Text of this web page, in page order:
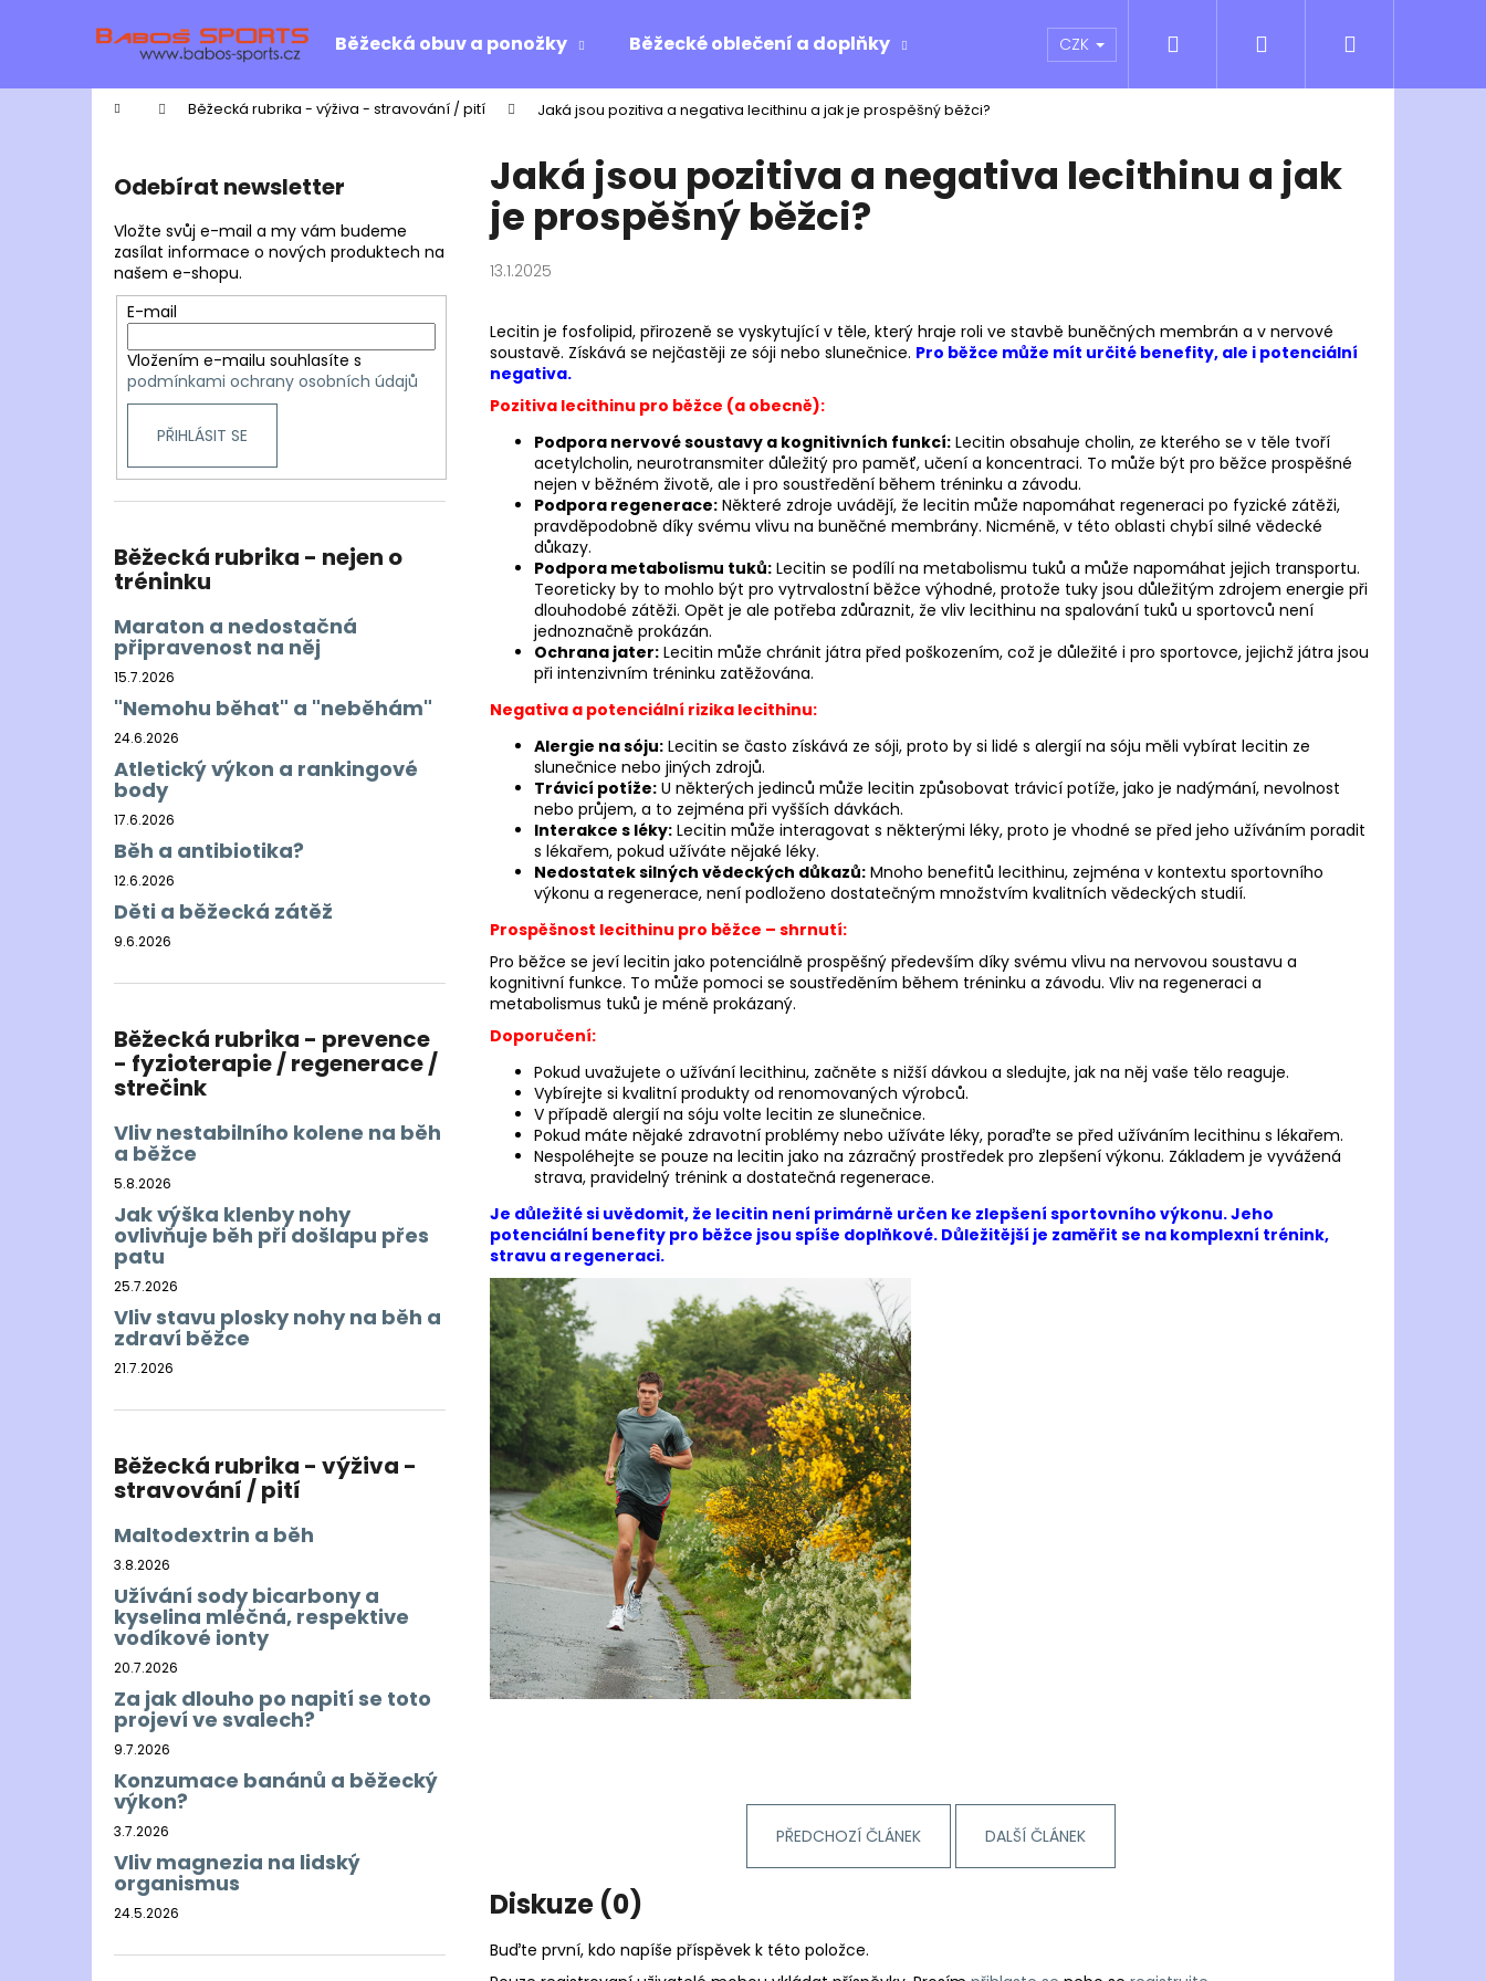
Běžecká obuv a ponožky Běžecké oblečení a doplňky Ostatní sporty Outlet Obchodní podmínky
CZK Přihlášení
Domů Běžecká rubrika - výživa - stravování / pití Jaká jsou pozitiva a negativa lecithinu a jak je prospěšný běžci?
Odebírat newsletter
Vložte svůj e-mail a my vám budeme
zasílat informace o nových produktech na
našem e-shopu.
E-mail
Vložením e-mailu souhlasíte s
podmínkami ochrany osobních údajů
PŘIHLÁSIT SE
Běžecká rubrika - nejen o
tréninku
Maraton a nedostačná
připravenost na něj
15.7.2026
"Nemohu běhat" a "neběhám"
24.6.2026
Atletický výkon a rankingové
body
17.6.2026
Běh a antibiotika?
12.6.2026
Děti a běžecká zátěž
9.6.2026
Běžecká rubrika - prevence
- fyzioterapie / regenerace /
strečink
Vliv nestabilního kolene na běh
a běžce
5.8.2026
Jak výška klenby nohy
ovlivňuje běh při došlapu přes
patu
25.7.2026
Vliv stavu plosky nohy na běh a
zdraví běžce
21.7.2026
Běžecká rubrika - výživa -
stravování / pití
Maltodextrin a běh
3.8.2026
Užívání sody bicarbony a
kyselina mléčná, respektive
vodíkové ionty
20.7.2026
Za jak dlouho po napití se toto
projeví ve svalech?
9.7.2026
Konzumace banánů a běžecký
výkon?
3.7.2026
Vliv magnezia na lidský
organismus
24.5.2026
Jaká jsou pozitiva a negativa lecithinu a jak
je prospěšný běžci?
13.1.2025
Lecitin je fosfolipid, přirozeně se vyskytující v těle, který hraje roli ve stavbě buněčných membrán a v nervové
soustavě. Získává se nejčastěji ze sóji nebo slunečnice. Pro běžce může mít určité benefity, ale i potenciální
negativa.
Pozitiva lecithinu pro běžce (a obecně):
Podpora nervové soustavy a kognitivních funkcí: Lecitin obsahuje cholin, ze kterého se v těle tvoří
acetylcholin, neurotransmiter důležitý pro paměť, učení a koncentraci. To může být pro běžce prospěšné
nejen v běžném životě, ale i pro soustředění během tréninku a závodu.
Podpora regenerace: Některé zdroje uvádějí, že lecitin může napomáhat regeneraci po fyzické zátěži,
pravděpodobně díky svému vlivu na buněčné membrány. Nicméně, v této oblasti chybí silné vědecké
důkazy.
Podpora metabolismu tuků: Lecitin se podílí na metabolismu tuků a může napomáhat jejich transportu.
Teoreticky by to mohlo být pro vytrvalostní běžce výhodné, protože tuky jsou důležitým zdrojem energie při
dlouhodobé zátěži. Opět je ale potřeba zdůraznit, že vliv lecithinu na spalování tuků u sportovců není
jednoznačně prokázán.
Ochrana jater: Lecitin může chránit játra před poškozením, což je důležité i pro sportovce, jejichž játra jsou
při intenzivním tréninku zatěžována.
Negativa a potenciální rizika lecithinu:
Alergie na sóju: Lecitin se často získává ze sóji, proto by si lidé s alergií na sóju měli vybírat lecitin ze
slunečnice nebo jiných zdrojů.
Trávicí potíže: U některých jedinců může lecitin způsobovat trávicí potíže, jako je nadýmání, nevolnost
nebo průjem, a to zejména při vyšších dávkách.
Interakce s léky: Lecitin může interagovat s některými léky, proto je vhodné se před jeho užíváním poradit
s lékařem, pokud užíváte nějaké léky.
Nedostatek silných vědeckých důkazů: Mnoho benefitů lecithinu, zejména v kontextu sportovního
výkonu a regenerace, není podloženo dostatečným množstvím kvalitních vědeckých studií.
Prospěšnost lecithinu pro běžce – shrnutí:
Pro běžce se jeví lecitin jako potenciálně prospěšný především díky svému vlivu na nervovou soustavu a
kognitivní funkce. To může pomoci se soustředěním během tréninku a závodu. Vliv na regeneraci a
metabolismus tuků je méně prokázaný.
Doporučení:
Pokud uvažujete o užívání lecithinu, začněte s nižší dávkou a sledujte, jak na něj vaše tělo reaguje.
Vybírejte si kvalitní produkty od renomovaných výrobců.
V případě alergií na sóju volte lecitin ze slunečnice.
Pokud máte nějaké zdravotní problémy nebo užíváte léky, poraďte se před užíváním lecithinu s lékařem.
Nespoléhejte se pouze na lecitin jako na zázračný prostředek pro zlepšení výkonu. Základem je vyvážená
strava, pravidelný trénink a dostatečná regenerace.
Je důležité si uvědomit, že lecitin není primárně určen ke zlepšení sportovního výkonu. Jeho
potenciální benefity pro běžce jsou spíše doplňkové. Důležitější je zaměřit se na komplexní trénink,
stravu a regeneraci.
PŘEDCHOZÍ ČLÁNEK DALŠÍ ČLÁNEK
Diskuze (0)
Buďte první, kdo napíše příspěvek k této položce.
í
do
do
Co potřebujete najít?
HLEDAT
Následující
BĚŽECKÁ BUNDA RONHILL EVERYDAY
899 Kč
Původně:1 200 Kč
BĚŽECKÉ PONOŽKY HILLY CUSHION
SOCKLET
345 Kč
Původně:384 Kč
BĚŽECKÉ TRIKO RONHILL CORE L/S TEE
809 Kč